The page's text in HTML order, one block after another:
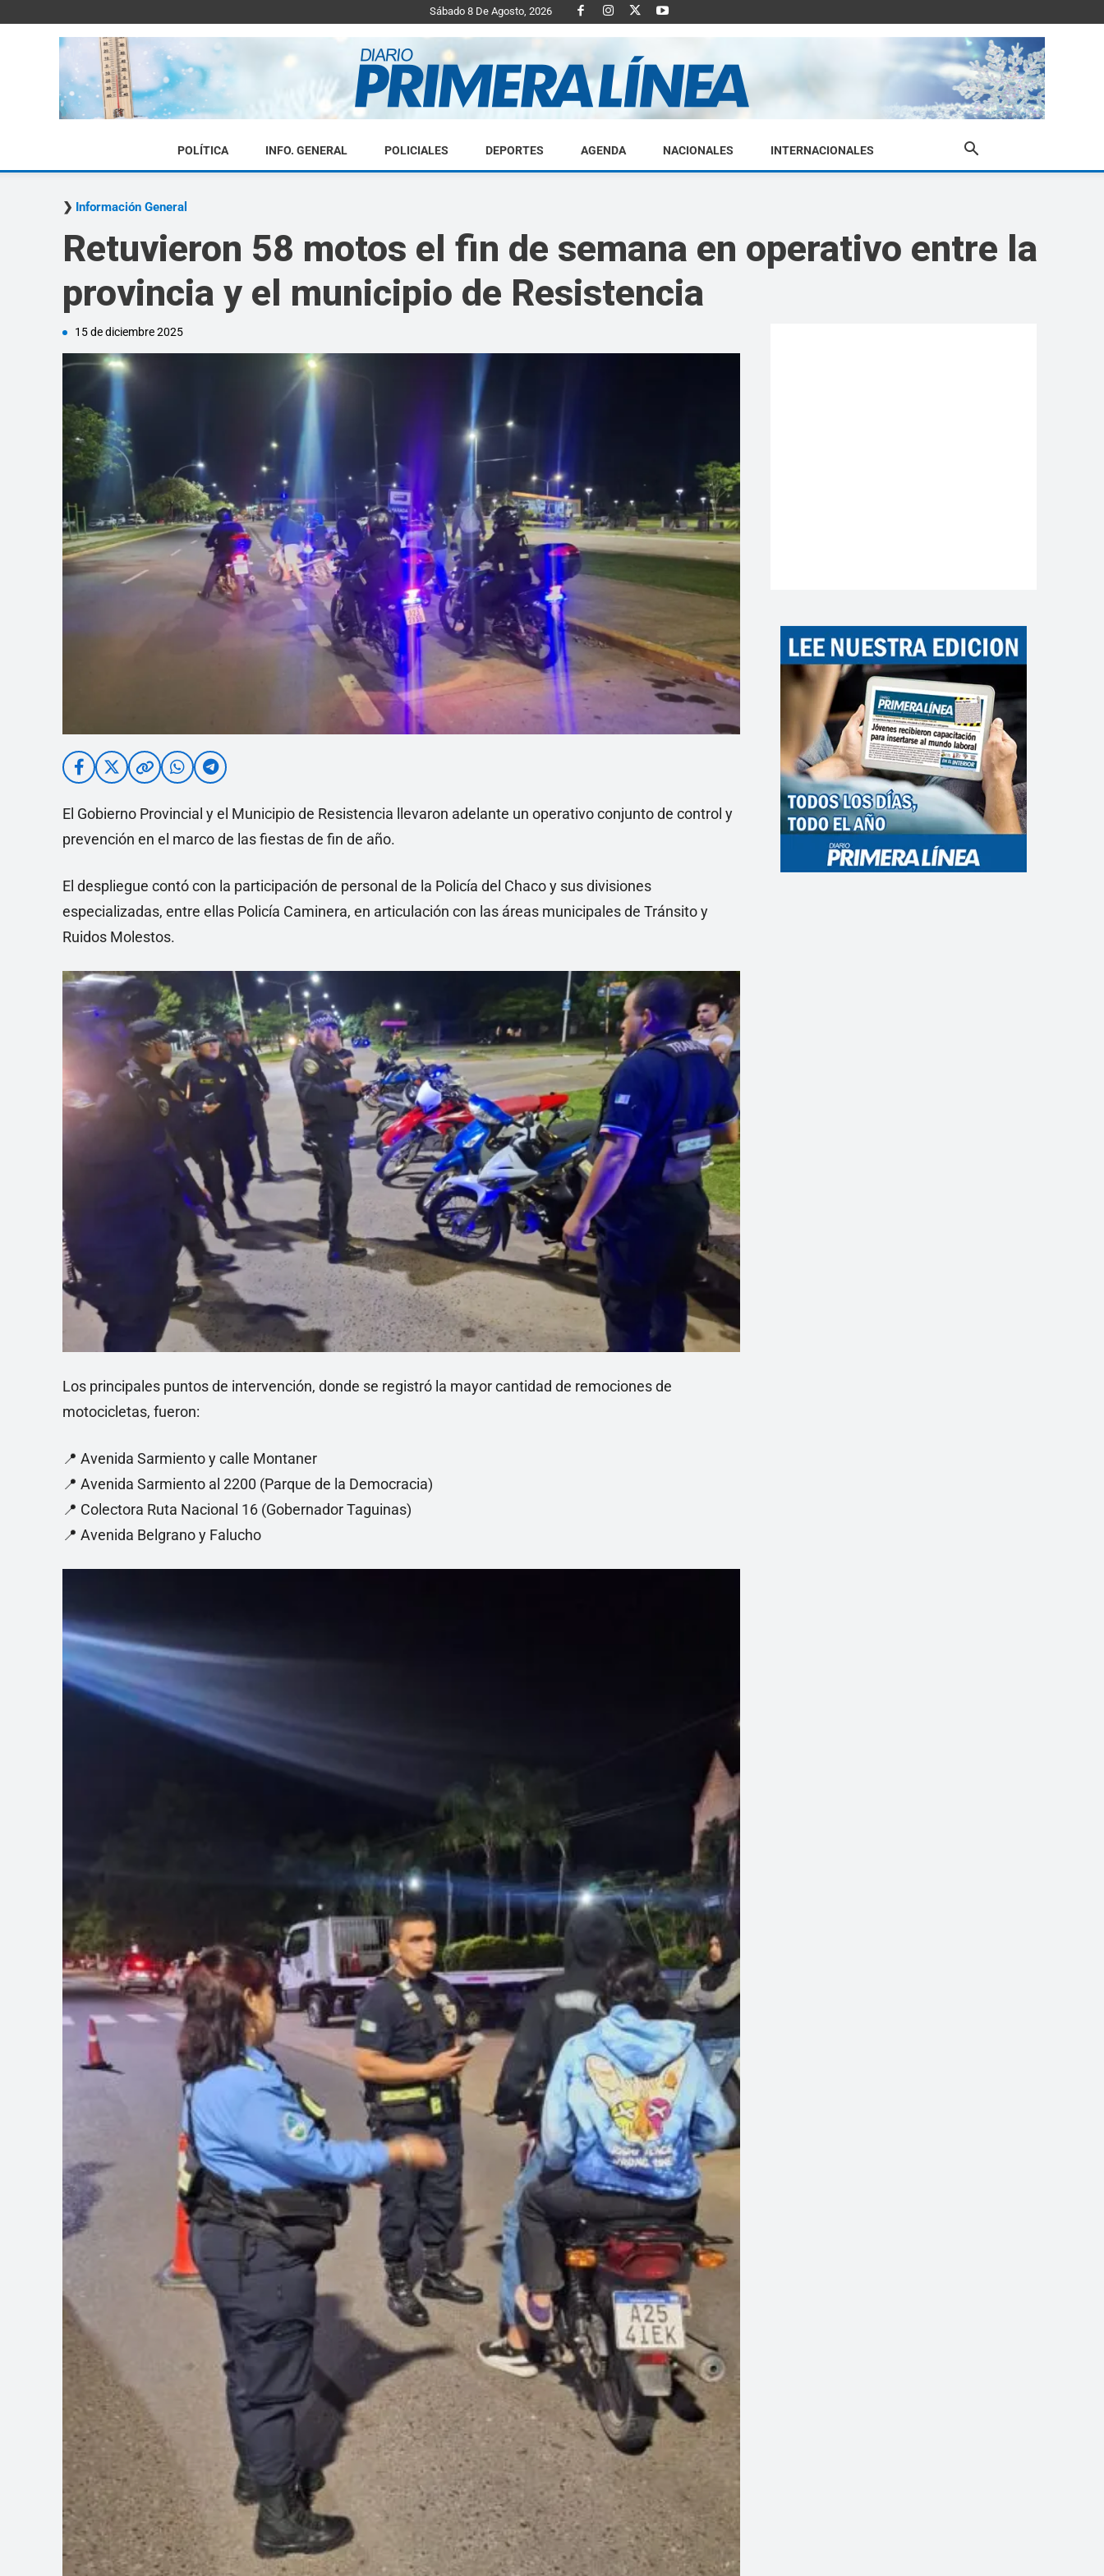
Sábado 8 De Agosto, 2026
Diario
Primera
POLÍTICA INFO. GENERAL POLICIALES DEPORTES AGENDA NACIONALES INTERNACIONALES
Información General
Retuvieron 58 motos el fin de semana en operativo entre la
provincia y el municipio de Resistencia
15 de diciembre 2025
El Gobierno Provincial y el Municipio de Resistencia llevaron adelante un operativo conjunto de control y
prevención en el marco de las fiestas de fin de año.
El despliegue contó con la participación de personal de la Policía del Chaco y sus divisiones
especializadas, entre ellas Policía Caminera, en articulación con las áreas municipales de Tránsito y
Ruidos Molestos.
Los principales puntos de intervención, donde se registró la mayor cantidad de remociones de
motocicletas, fueron:
📍 Avenida Sarmiento y calle Montaner
📍 Avenida Sarmiento al 2200 (Parque de la Democracia)
📍 Colectora Ruta Nacional 16 (Gobernador Taguinas)
📍 Avenida Belgrano y Falucho